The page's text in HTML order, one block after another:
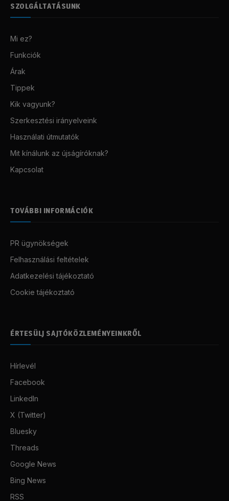
SZOLGÁLTATÁSUNK
Mi ez?
Funkciók
Árak
Tippek
Kik vagyunk?
Szerkesztési irányelveink
Használati útmutatók
Mit kínálunk az újságíróknak?
Kapcsolat
TOVÁBBI INFORMÁCIÓK
PR ügynökségek
Felhasználási feltételek
Adatkezelési tájékoztató
Cookie tájékoztató
ÉRTESÜLJ SAJTÓKÖZLEMÉNYEINKRŐL
Hírlevél
Facebook
LinkedIn
X (Twitter)
Bluesky
Threads
Google News
Bing News
RSS